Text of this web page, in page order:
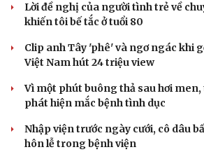
Lời đề nghị của người tình trẻ về
khiến tôi bế tắc ở tuổi 80
Clip anh Tây 'phê' và ngơ ngác khi
Việt Nam hút 24 triệu view
Vì một phút buông thả sau hơi
phát hiện mắc bệnh tình dục
Nhập viện trước ngày cưới, cô dâu
hôn lễ trong bệnh viện